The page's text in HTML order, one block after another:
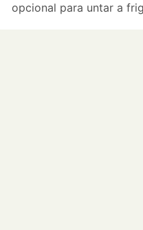
opcional para untar a